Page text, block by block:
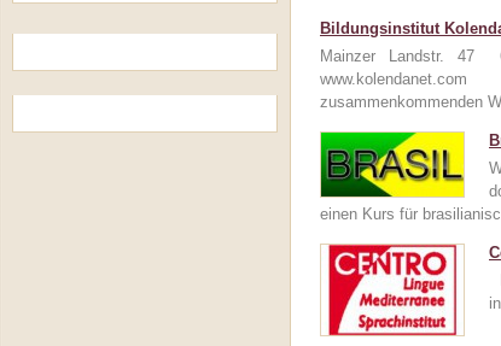
Bildungsinstitut
Mainzer Landstr.
zusammenkommenden
einen Kurs für